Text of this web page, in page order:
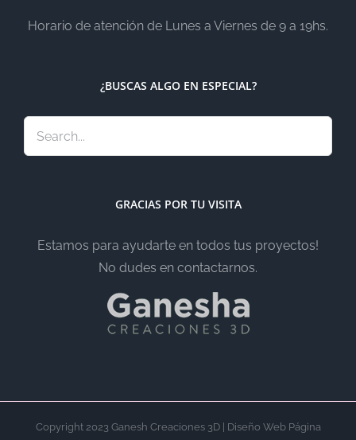
Horario de atención de Lunes a Viernes de 9 a 19hs.
¿BUSCAS ALGO EN ESPECIAL?
GRACIAS POR TU VISITA
Estamos para ayudarte en todos tus proyectos!
No dudes en contactarnos.
Copyright 2023 Ganesh Creaciones 3D | Diseño Web Página